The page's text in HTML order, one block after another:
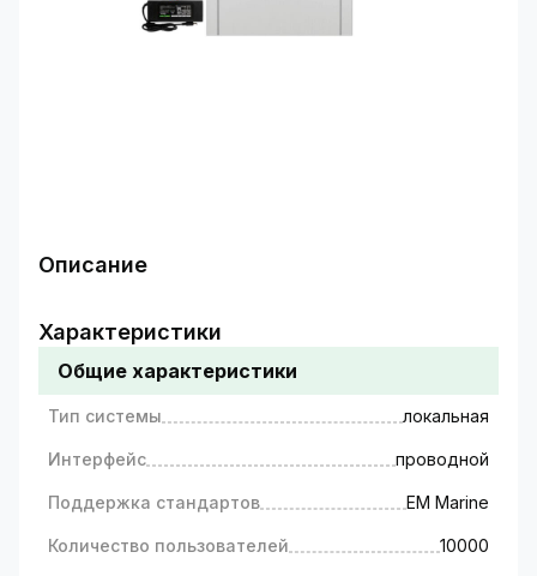
Описание
контроля доступа по отпечатку
пальца GV-510
Комплект контроля доступа GreenVision
входа, как для жилых помещений, так и для
бизнеса, например:
бухгалтерские, рекрутинговые агентства,
Характеристики
Общие характеристики
Тип системы локальная
Интерфейс проводной
Поддержка стандартов EM Marine
Количество пользователей 10000